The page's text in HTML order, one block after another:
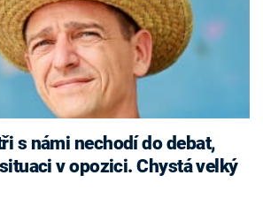
s námi nechodí do debat,
v opozici. Chystá velký